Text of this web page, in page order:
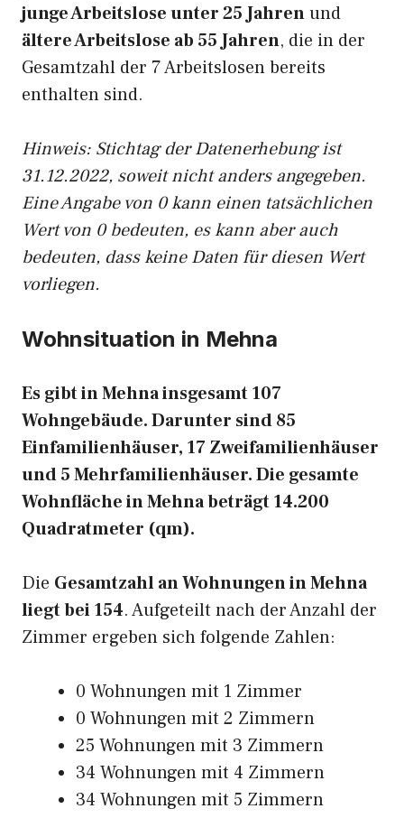
junge Arbeitslose unter 25 Jahrenund
ältere Arbeitslose ab 55 Jahren, die in der
Gesamtzahl der 7 Arbeitslosen bereits
enthalten sind.
Hinweis: Stichtag der Datenerhebung ist
31.12.2022, soweit nicht anders angegeben.
Eine Angabe von 0 kann einen tatsächlichen
Wert von 0 bedeuten, es kann aber auch
bedeuten, dass keine Daten für diesen Wert
vorliegen.
Wohnsituation in Mehna
Es gibt in Mehna insgesamt 107
Wohngebäude. Darunter sind 85
Einfamilienhäuser, 17 Zweifamilienhäuser
und 5 Mehrfamilienhäuser. Die gesamte
Wohnfläche in Mehna beträgt 14.200
Quadratmeter (qm).
Die Gesamtzahl an Wohnungen in Mehna
liegt bei 154. Aufgeteilt nach der Anzahl der
Zimmer ergeben sich folgende Zahlen:
0 Wohnungen mit 1 Zimmer
0 Wohnungen mit 2 Zimmern
25 Wohnungen mit 3 Zimmern
34 Wohnungen mit 4 Zimmern
34 Wohnungen mit 5 Zimmern